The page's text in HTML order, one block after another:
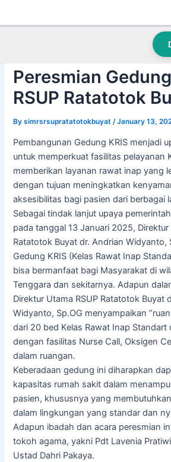
Peresmian Gedung KRIS
Peresmian
RSUP Ratatotok
Bysimrsrsupratatotokbuyat /January 13,
Pembangunan Gedung KRIS menjadi
untuk memperkuat fasilitas pelayanan
memberikan layanan rawat inap yang
dengan tujuan meningkatkan
aksesibilitas bagi pasien dari berbagai
Sebagai tindak lanjut upaya
pada tanggal 13 Januari 2025, Direktur
Ratatotok Buyat dr. Andrian Widyanto,
Gedung KRIS (Kelas Rawat Inap
bisa bermanfaat bagi Masyarakat di
Tenggara dan sekitarnya. Adapun
Direktur Utama RSUP Ratatotok Buyat
Widyanto, Sp.OG menyampaikan
dari 20 bed Kelas Rawat Inap Standart
dengan fasilitas Nurse Call, Oksigen
dalam ruangan.
Keberadaan gedung ini diharapkan
kapasitas rumah sakit dalam
pasien, khususnya yang
dalam lingkungan yang standar dan
Adapun ibadah dan acara peresmian
tokoh agama, yakni Pdt Lavenia
Ustad Dahri Pakaya.